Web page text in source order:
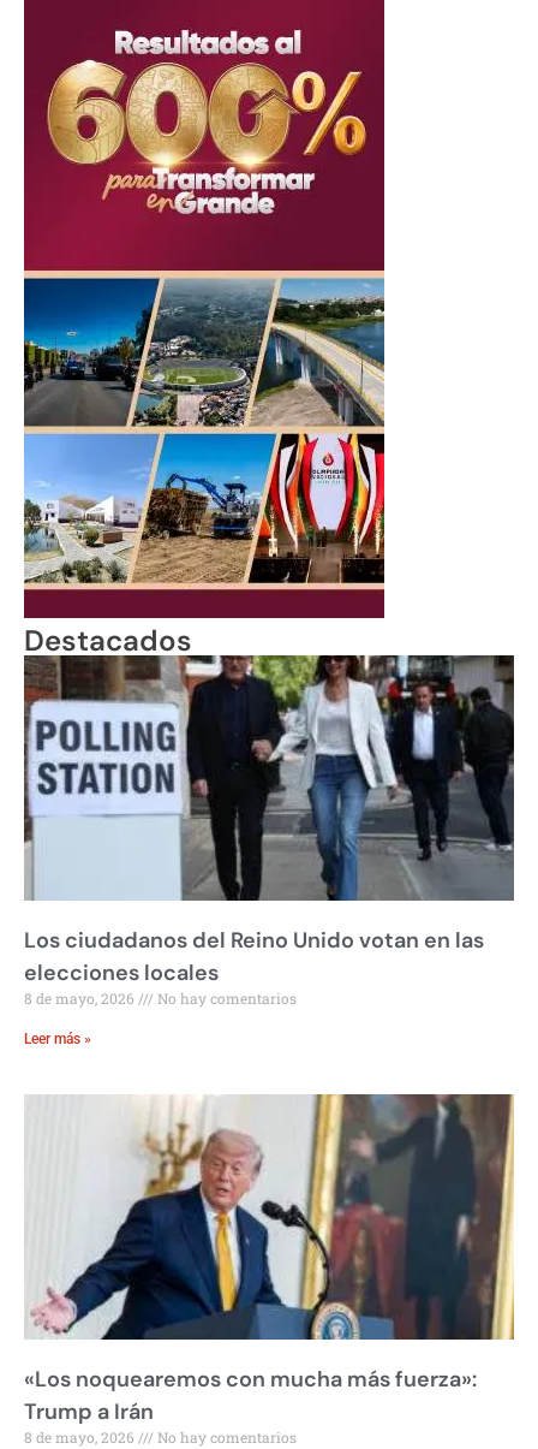
Destacados
Los ciudadanos del Reino Unido votan en las
elecciones locales
8 de mayo, 2026 No hay comentarios
Leer más »
«Los noquearemos con mucha más fuerza»:
Trump a Irán
8 de mayo, 2026 No hay comentarios